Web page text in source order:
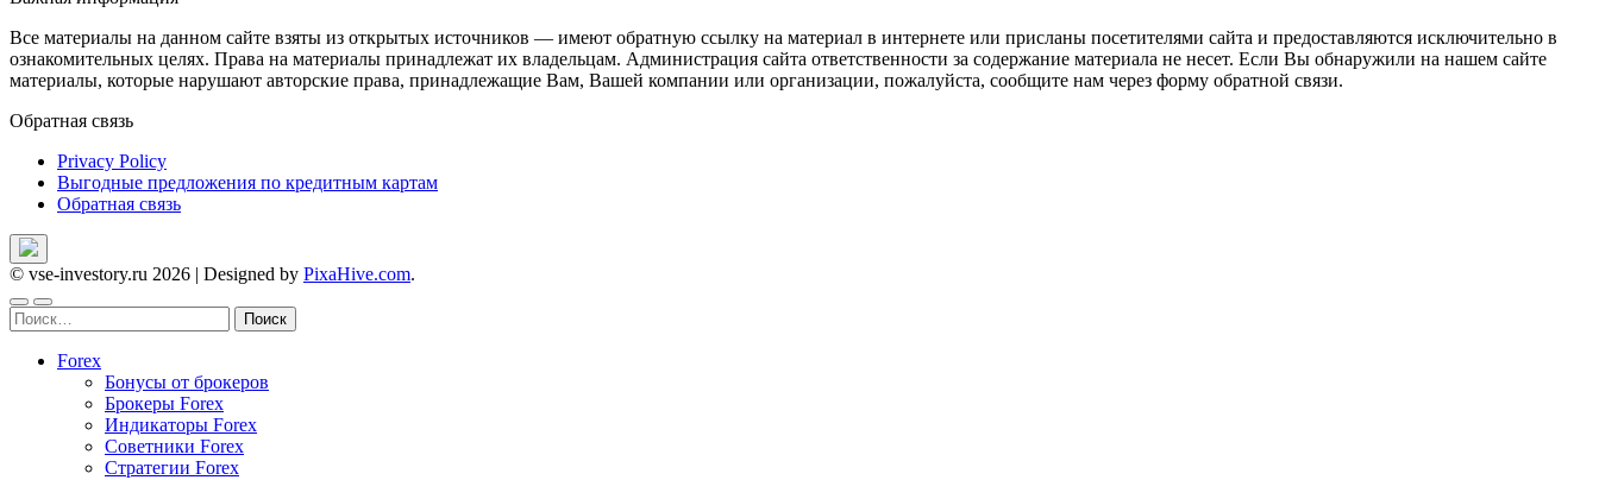
Все материалы на данном сайте взяты из открытых источников — имеют обратную ссылку на материал в интернете или присланы посетителями сайта и предоставляются исключительно в
ознакомительных целях. Права на материалы принадлежат их владельцам. Администрация сайта ответственности за содержание материала не несет. Если Вы обнаружили на нашем сайте
материалы, которые нарушают авторские права, принадлежащие Вам, Вашей компании или организации, пожалуйста, сообщите нам через форму обратной связи.
Обратная связь
Privacy Policy
Выгодные предложения по кредитным картам
Обратная связь
© vse-investory.ru 2026 | Designed by PixaHive.com.
Найти:
Forex
Бонусы от брокеров
Брокеры Forex
Индикаторы Forex
Советники Forex
Стратегии Forex